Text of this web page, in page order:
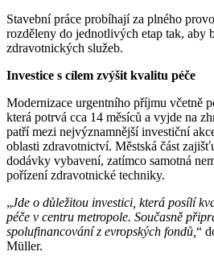
Stavební práce probíhají za plného
rozděleny do jednotlivých etap tak, aby
zdravotnických služeb.
Investice s cílem zvýšit kvalitu péče
Modernizace urgentního příjmu včetně
která potrvá cca 14 měsíců a vyjde na
patří mezi nejvýznamnější investiční
oblasti zdravotnictví. Městská část
dodávky vybavení, zatímco samotná
pořízení zdravotnické techniky.
„Jde o důležitou investici, která posílí
péče v centru metropole. Současně
spolufinancování z evropských fondů, “
Müller.